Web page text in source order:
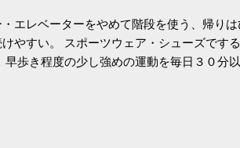
エレベーターをやめて階段を使う、帰り
やすい。 スポーツウェア・シューズです
歩き程度の少し強めの運動を毎日３０分以
効果があるという。 正田教授は「汗ばむ
、毎日３０分の早歩きで改善 筑波大「減